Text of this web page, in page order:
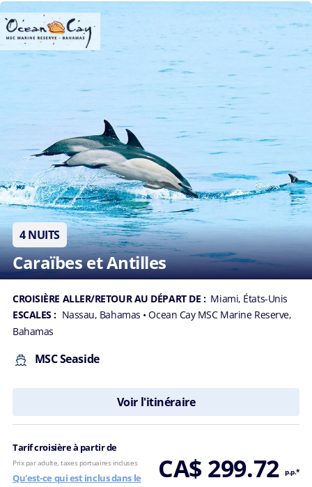
4 NUITS
Caraïbes et Antilles
CROISIÈRE ALLER/RETOUR AU DÉPART DE : Miami, États-Unis
ESCALES : Nassau, Bahamas • Ocean Cay MSC Marine Reserve,
Bahamas
MSC Seaside
Voir l'itinéraire
Tarif croisière à partir de
CA$ 299.72 p.p.*
Prix par adulte, taxes portuaires incluses
Qu'est-ce qui est inclus dans le